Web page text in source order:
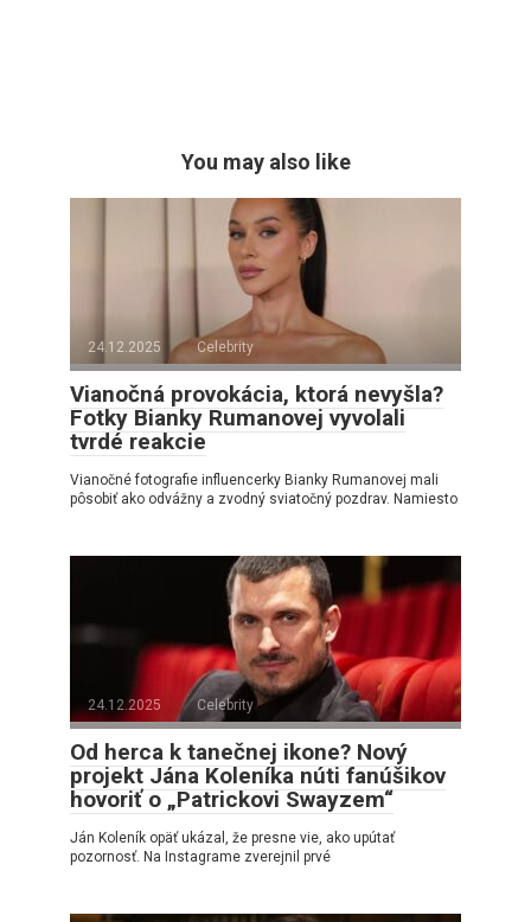
You may also like
24.12.2025 Celebrity
Vianočná provokácia, ktorá nevyšla?
Fotky Bianky Rumanovej vyvolali
tvrdé reakcie
Vianočné fotografie influencerky Bianky Rumanovej mali
pôsobiť ako odvážny a zvodný sviatočný pozdrav. Namiesto
24.12.2025 Celebrity
Od herca k tanečnej ikone? Nový
projekt Jána Koleníka núti fanúšikov
hovoriť o „Patrickovi Swayzem“
Ján Koleník opäť ukázal, že presne vie, ako upútať
pozornosť. Na Instagrame zverejnil prvé